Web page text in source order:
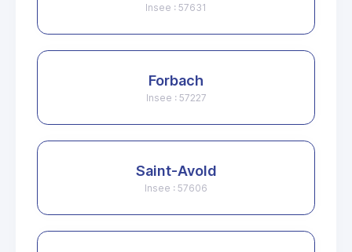
Insee : 57631
Forbach
Insee : 57227
Saint-Avold
Insee : 57606